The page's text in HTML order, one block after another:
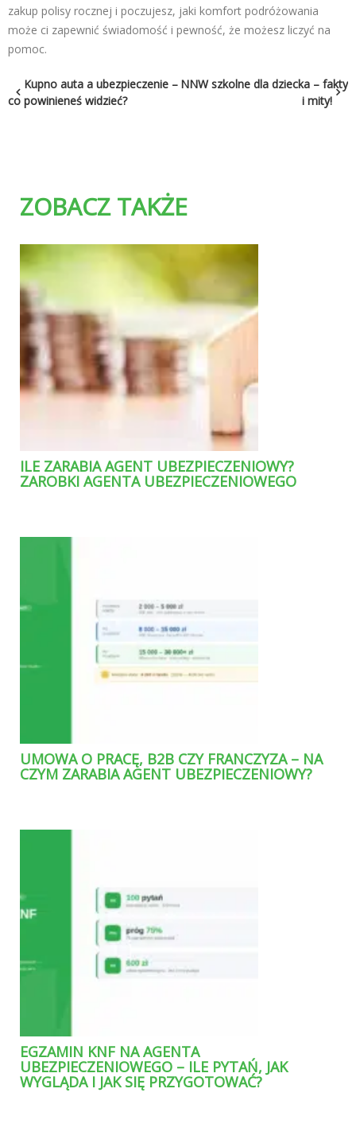
zakup polisy rocznej i poczujesz, jaki komfort podróżowania
może ci zapewnić świadomość i pewność, że możesz liczyć na
pomoc.
Nawigacja
wpisu
Kupno auta a ubezpieczenie –
co powinieneś widzieć?
NNW szkolne dla dziecka – fakty
i mity!
ZOBACZ TAKŻE
ILE ZARABIA AGENT UBEZPIECZENIOWY?
ZAROBKI AGENTA UBEZPIECZENIOWEGO
UMOWA O PRACĘ, B2B CZY FRANCZYZA – NA
CZYM ZARABIA AGENT UBEZPIECZENIOWY?
EGZAMIN KNF NA AGENTA
UBEZPIECZENIOWEGO – ILE PYTAŃ, JAK
WYGLĄDA I JAK SIĘ PRZYGOTOWAĆ?